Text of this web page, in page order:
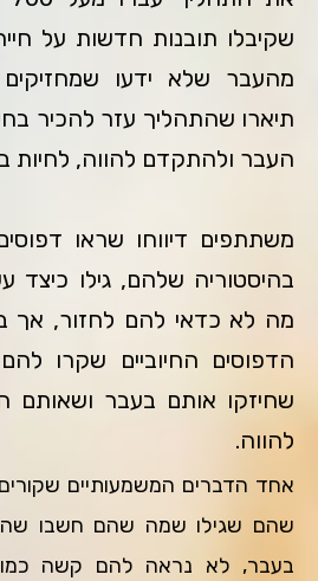
שקיבלו תובנות חדשות על
מהעבר שלא ידעו
תיארו שהתהליך עזר להכיר
העבר ולהתקדם להווה, לחיות
משתתפים דיווחו שראו
בהיסטוריה שלהם, גילו כיצד
מה לא כדאי להם לחזור, אך
הדפוסים החיוביים שקרו להם
שחיזקו אותם בעבר ושאותם
להווה.
אחד הדברים המשמעותיים
שהם שגילו שמה שהם חשבו
בעבר, לא נראה להם קשה